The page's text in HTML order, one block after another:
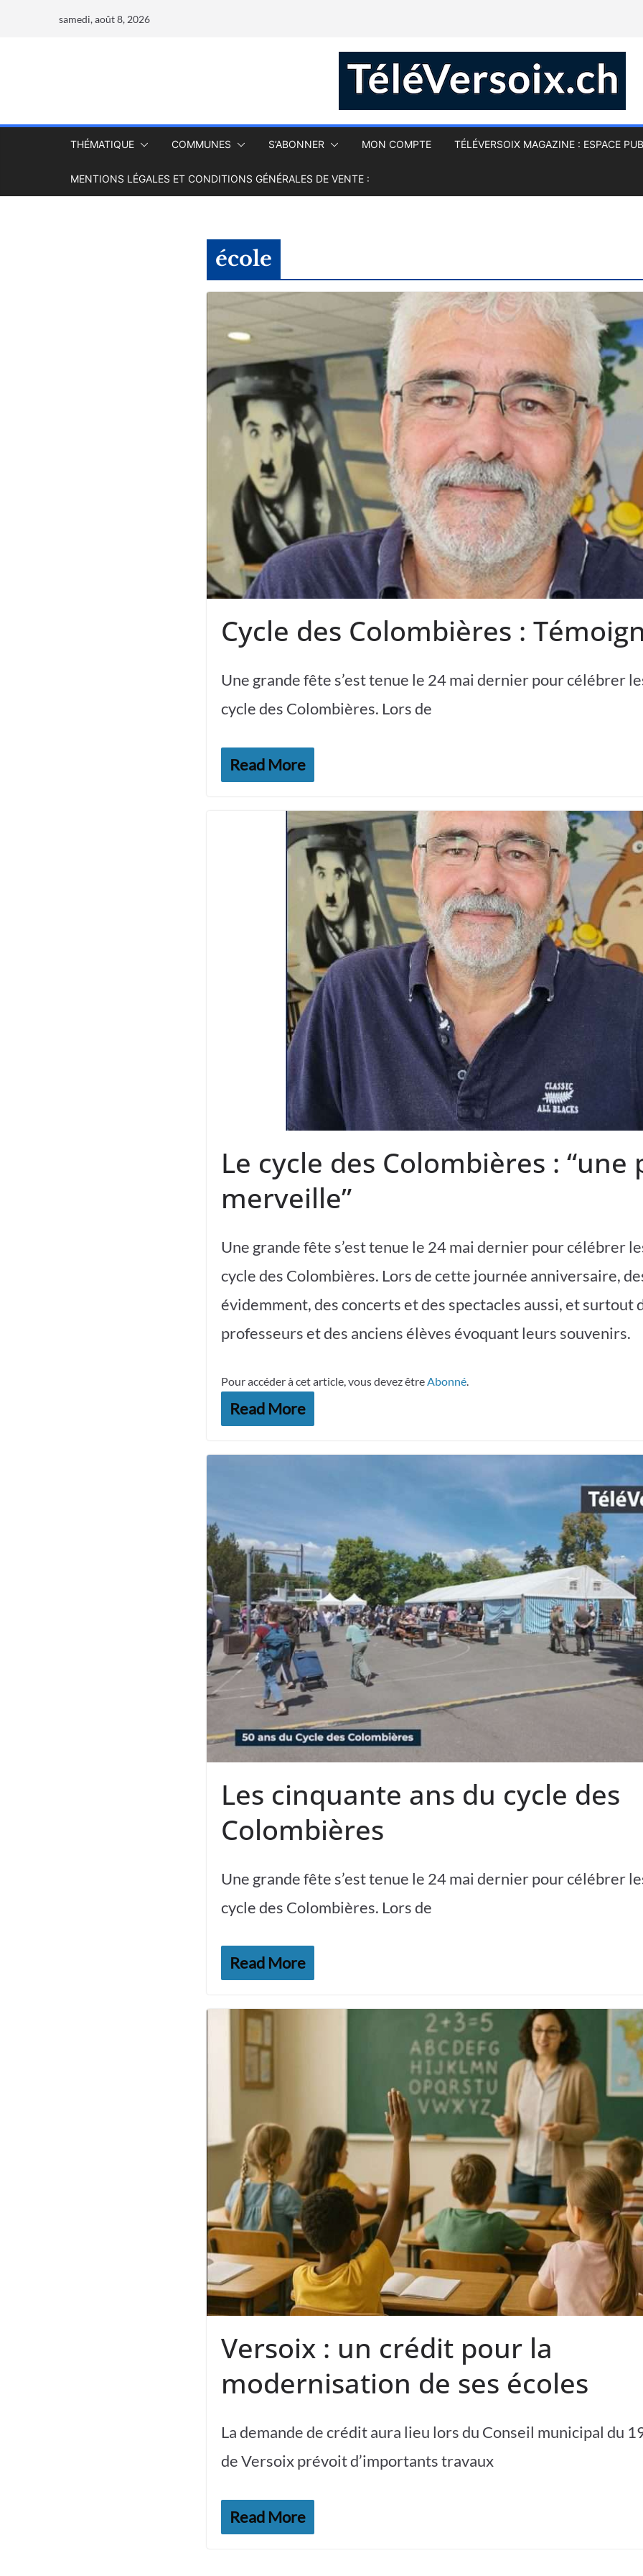
samedi, août 8, 2026
THÉMATIQUE COMMUNES S’ABONNER MON COMPTE TÉLÉVERSOIX MAGAZINE : ESPACE
MENTIONS LÉGALES ET CONDITIONS GÉNÉRALES DE VENTE :
école
Cycle des Colombières :
Une grande fête s’est tenue le 24 mai dernier pour célébrer
cycle des Colombières. Lors de
Read More
Le cycle des Colombières : “une
merveille”
Une grande fête s’est tenue le 24 mai dernier pour célébrer
cycle des Colombières. Lors de cette journée anniversaire,
évidemment, des concerts et des spectacles aussi, et surtout
professeurs et des anciens élèves évoquant leurs souvenirs.
Pour accéder à cet article, vous devez êtreAbonné.
Read More
Les cinquante ans du cycle des
Colombières
Une grande fête s’est tenue le 24 mai dernier pour célébrer
cycle des Colombières. Lors de
Read More
Versoix : un crédit pour la
modernisation de ses écoles
La demande de crédit aura lieu lors du Conseil municipal du
de Versoix prévoit d’importants travaux
Read More